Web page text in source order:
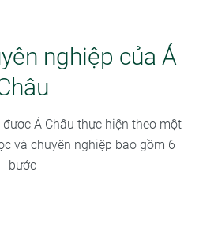
nghiệp của Á
Á Châu thực hiện theo một
và chuyên nghiệp bao gồm 6
bước